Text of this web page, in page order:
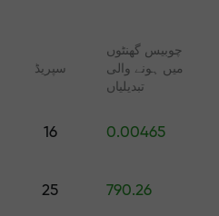
سپریڈ
چوبیس گھنٹوں
میں ہونے والی
تبدیلیاں
16 0.00465
25 790.26
روزانہ کی پیش گوئیاں